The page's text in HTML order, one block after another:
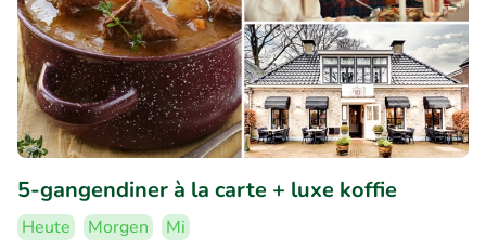
5-gangendiner à la carte + luxe koffie
Heute Morgen
Mi